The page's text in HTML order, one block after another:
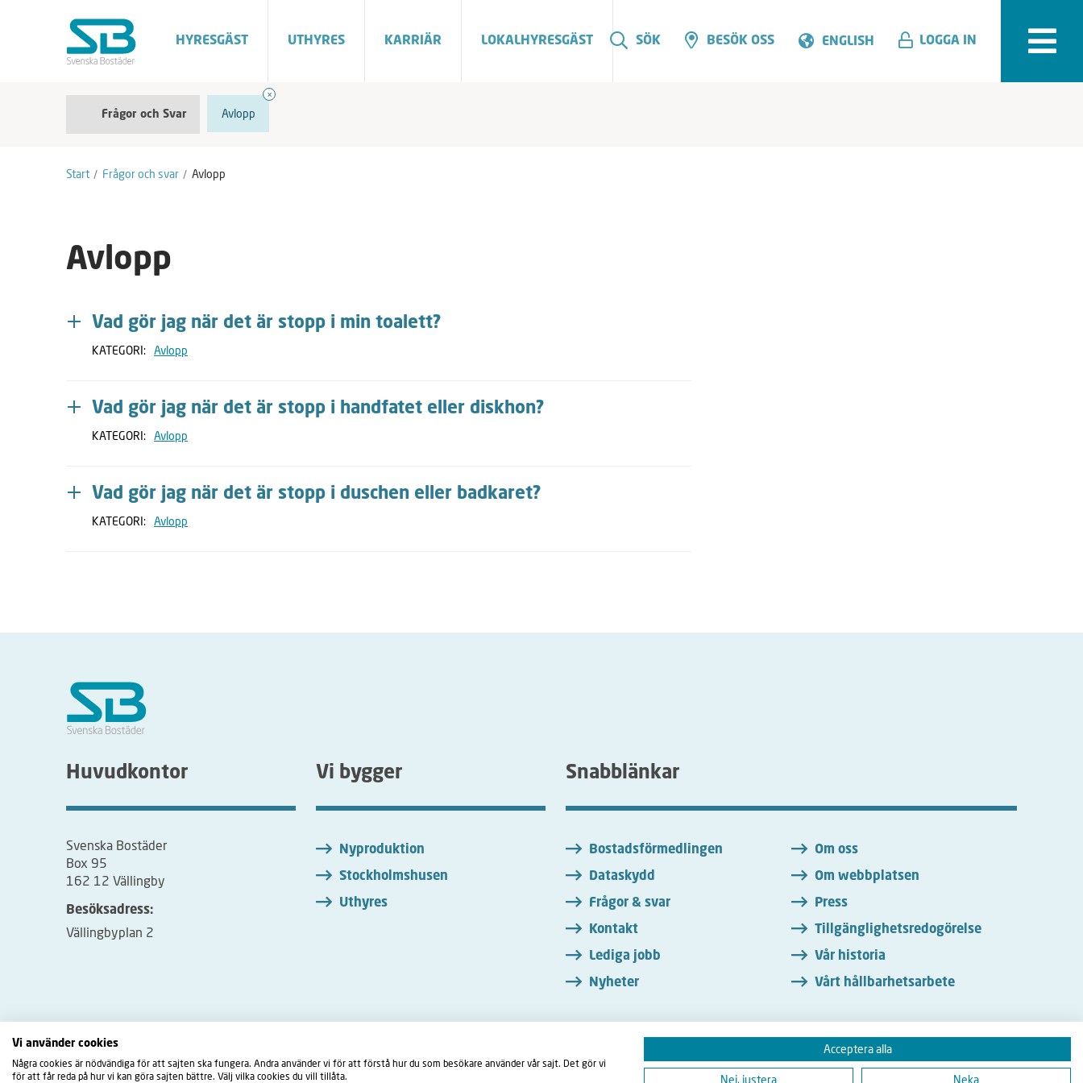
HYRESGÄST UTHYRES KARRIÄR LOKALHYRESGÄST SÖK BESÖK OSS ENGLISH LOGGA IN
Frågor och Svar
å
o
r
m
r
k
Avlopp
Start Frågor och svar Avlopp
Avlopp
Vad gör jag när det är stopp i min toalett?
KATEGORI: Avlopp
Vad gör jag när det är stopp i handfatet eller diskhon?
KATEGORI: Avlopp
Vad gör jag när det är stopp i duschen eller badkaret?
KATEGORI: Avlopp
Huvudkontor
Svenska Bostäder
Box 95
162 12 Vällingby
Besöksadress:
Vällingbyplan 2
Vi bygger
Nyproduktion
Stockholmshusen
Uthyres
Snabblänkar
Bostadsförmedlingen
Dataskydd
Frågor & svar
Kontakt
Lediga jobb
Nyheter
Om oss
Om webbplatsen
Press
Tillgänglighetsredogörelse
Vår historia
Vårt hållbarhetsarbete
Facebook Instagram
Vi använder cookies
Några cookies är nödvändiga för att sajten ska fungera. Andra använder vi för att förstå hur du som besökare använder vår sajt. Det gör vi
för att får reda på hur vi kan göra sajten bättre. Välj vilka cookies du vill tillåta.
Acceptera alla
Nej, justera Neka